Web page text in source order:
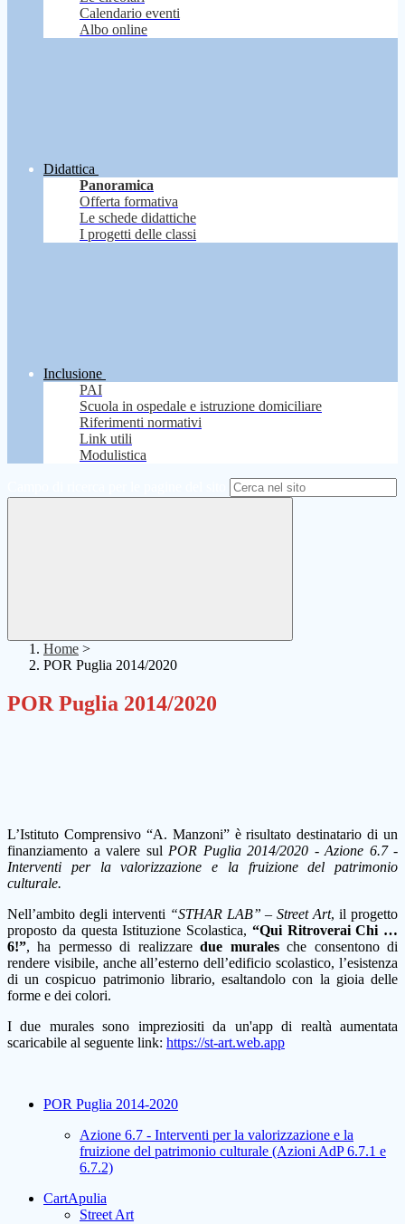
Calendario eventi
Albo online
Didattica
Panoramica
Offerta formativa
Le schede didattiche
I progetti delle classi
Inclusione
PAI
Scuola in ospedale e istruzione domiciliare
Riferimenti normativi
Link utili
Modulistica
Home >
POR Puglia 2014/2020
POR Puglia 2014/2020
L’Istituto Comprensivo “A. Manzoni” è risultato destinatario di un
finanziamento a valere sul POR Puglia 2014/2020 - Azione 6.7 -
Interventi per la valorizzazione e la fruizione del patrimonio
culturale.
Nell’ambito degli interventi “STHAR LAB” – Street Art, il progetto
proposto da questa Istituzione Scolastica, “Qui Ritroverai Chi …
6!”, ha permesso di realizzaredue muralesche consentono di
rendere visibile, anche all’esterno dell’edificio scolastico, l’esistenza
di un cospicuo patrimonio librario, esaltandolo con la gioia delle
forme e dei colori.
I due murales sono impreziositi da un'app di realtà aumentata
scaricabile al seguente link: https://st-art.web.app
POR Puglia 2014-2020
Azione 6.7 - Interventi per la valorizzazione e la
fruizione del patrimonio culturale (Azioni AdP 6.7.1 e
6.7.2)
CartApulia
Street Art